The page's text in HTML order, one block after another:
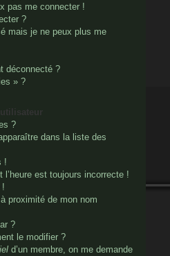
pas me connecter !
?
mais je ne peux plus me
déconnecté ?
» ?
?
dans la liste des
!
l’heure est toujours incorrecte !
!
proximité de mon nom
?
le modifier ?
d’un membre, on me demande